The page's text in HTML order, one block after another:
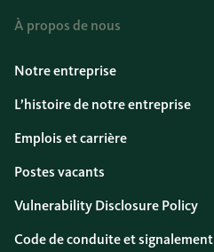
À propos de nous
Notre entreprise
L’histoire de notre entreprise
Emplois et carrière
Postes vacants
Vulnerability Disclosure Policy
Code de conduite et signalement